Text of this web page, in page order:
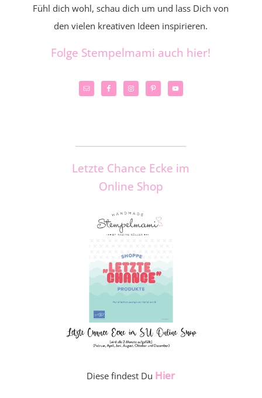
Fühl dich wohl, schau dich um und lass Dich von
den vielen kreativen Ideen inspirieren.
Folge Stempelmami auch hier!
Letzte Chance Ecke im
Online Shop
Diese findest Du Hier